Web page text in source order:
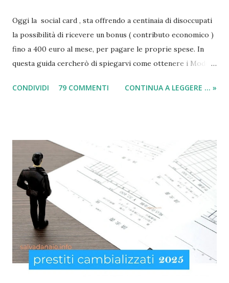
Oggi la social card , sta offrendo a centinaia di disoccupati
la possibilità di ricevere un bonus ( contributo economico )
fino a 400 euro al mese, per pagare le proprie spese. In
questa guida cercherò di spiegarvi come ottenere i Moduli
(per il sussidio di 400 euro al mese per nucleo familiare),
con più di 65 anni d'età e minori fino a 3 anni di età. Infatti
come indicato per quest’ultimi è necessario fare domanda
per la social card acquisti straordinaria ). Per chi non lo
sapesse, tutto è gestito e determinato in base alle norme
imposte con la nuova legge di aiuto e sostegno per le
famiglie italiane. Ricordo che le domande potranno essere
presentate da tutti i cittadini italiani, cittadini comunitari e
anche extracom...
CONDIVIDI 79 COMMENTI CONTINUA A LEGGERE ... »